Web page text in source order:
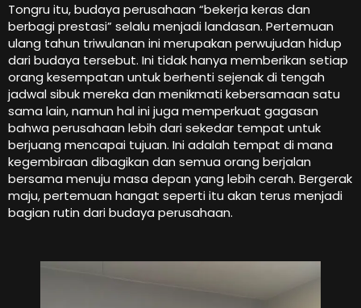
Tongru itu, budaya perusahaan “bekerja keras dan
berbagi prestasi” selalu menjadi landasan. Pertemuan
ulang tahun triwulanan ini merupakan perwujudan hidup
dari budaya tersebut. Ini tidak hanya memberikan setiap
orang kesempatan untuk berhenti sejenak di tengah
jadwal sibuk mereka dan menikmati kebersamaan satu
sama lain, namun hal ini juga memperkuat gagasan
bahwa perusahaan lebih dari sekedar tempat untuk
berjuang mencapai tujuan. Ini adalah tempat di mana
kegembiraan dibagikan dan semua orang berjalan
bersama menuju masa depan yang lebih cerah. Bergerak
maju, pertemuan hangat seperti itu akan terus menjadi
bagian rutin dari budaya perusahaan.